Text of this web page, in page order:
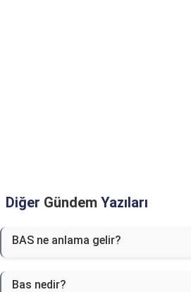
Diğer Gündem Yazıları
BAS ne anlama gelir?
Bas nedir?